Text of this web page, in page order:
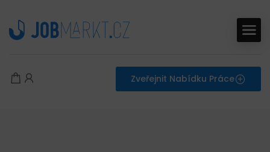
Zveřejnit Nabídku Práce